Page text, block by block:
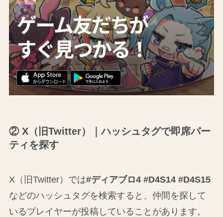
② X（旧Twitter）｜ハッシュタグで即席パー
ティを探す
X（旧Twitter）では#ディアブロ4 #D4S14 #D4S15
などのハッシュタグを検索すると、仲間を探して
いるプレイヤーが投稿していることがあります。